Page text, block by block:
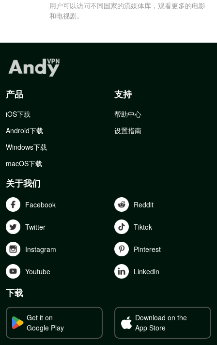
用户可以访问不同国家的流媒体库，观看更多的电影
和电视剧。
产品
iOS下载
Android下载
Windows下载
macOS下载
支持
帮助中心
设置指南
关于我们
Facebook Reddit
Twitter Tiktok
Instagram Pinterest
Youtube Linkedln
下载
Get it on
Google Play
Download on the
App Store